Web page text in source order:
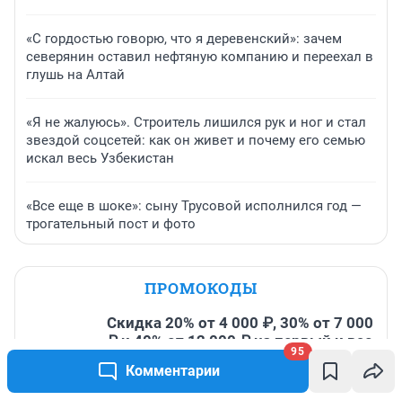
Комментарии
95
«С гордостью говорю, что я деревенский»: зачем
северянин оставил нефтяную компанию и переехал в
глушь на Алтай
«Я не жалуюсь». Строитель лишился рук и ног и стал
звездой соцсетей: как он живет и почему его семью
искал весь Узбекистан
«Все еще в шоке»: сыну Трусовой исполнился год —
трогательный пост и фото
ПРОМОКОДЫ
Скидка 20% от 4 000 ₽, 30% от 7 000
₽ и 40% от 12 000 ₽ на первый и все
повторные заказы по промокоду
ТРЕНД